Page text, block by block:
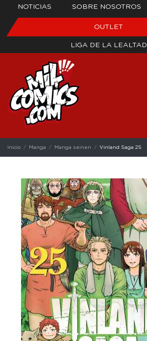
NOTICIAS SOBRE NOSOTROS
OUTLET
LIGA DE LA LEALTAD
Inicio Manga Manga seinen Vinland Saga 25